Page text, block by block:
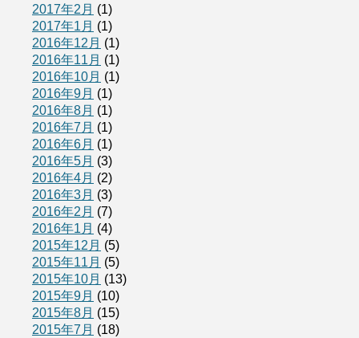
2017年2月 (1)
2017年1月 (1)
2016年12月 (1)
2016年11月 (1)
2016年10月 (1)
2016年9月 (1)
2016年8月 (1)
2016年7月 (1)
2016年6月 (1)
2016年5月 (3)
2016年4月 (2)
2016年3月 (3)
2016年2月 (7)
2016年1月 (4)
2015年12月 (5)
2015年11月 (5)
2015年10月 (13)
2015年9月 (10)
2015年8月 (15)
2015年7月 (18)